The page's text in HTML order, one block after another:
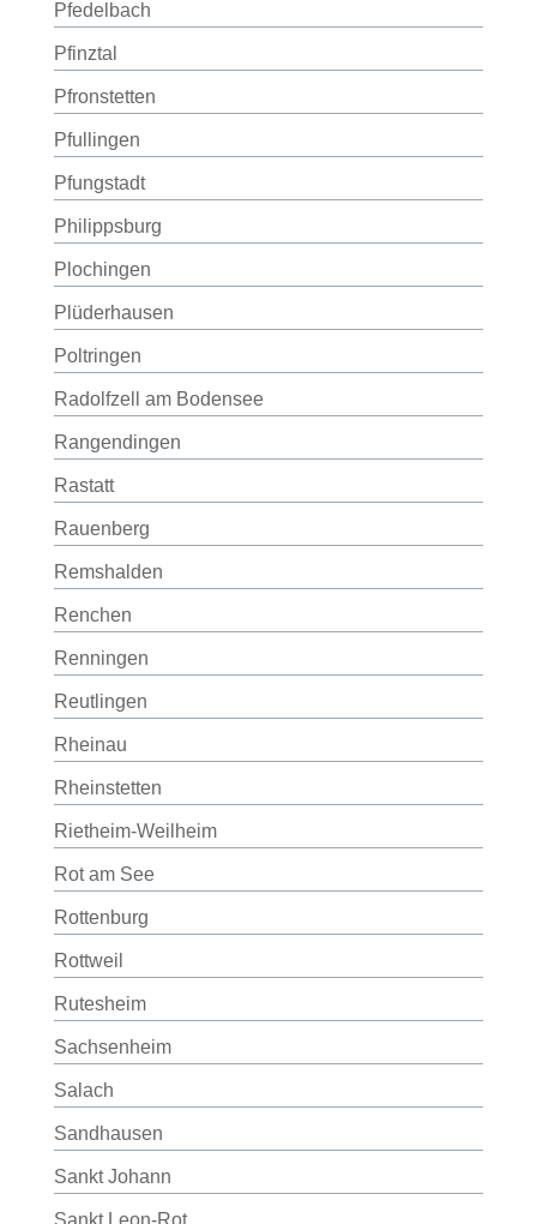
Pfedelbach
Pfinztal
Pfronstetten
Pfullingen
Pfungstadt
Philippsburg
Plochingen
Plüderhausen
Poltringen
Radolfzell am Bodensee
Rangendingen
Rastatt
Rauenberg
Remshalden
Renchen
Renningen
Reutlingen
Rheinau
Rheinstetten
Rietheim-Weilheim
Rot am See
Rottenburg
Rottweil
Rutesheim
Sachsenheim
Salach
Sandhausen
Sankt Johann
Sankt Leon-Rot